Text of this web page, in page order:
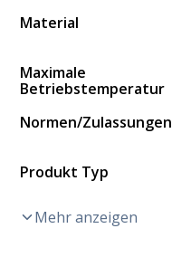
Material
Maximale
Betriebstemperatur
Normen/Zulassungen
Produkt Typ
Mehr anzeigen